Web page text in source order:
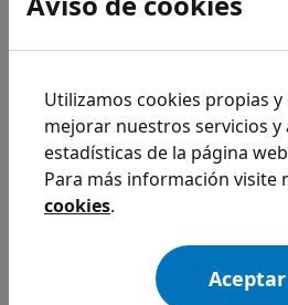
Balance por
Decantarte por unos
especialidad o comprar cierta
tomar decisiones, ¿ha
centro sanitario con
Utilizamos cookies propias
mejorar nuestros servicios y
estadísticas de la página
Para más información visite
cookies.
Aceptar